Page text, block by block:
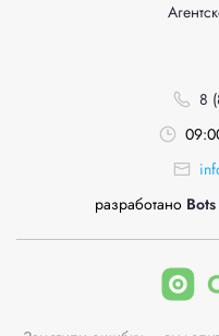
8
разработано